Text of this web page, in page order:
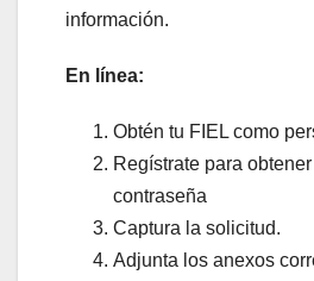
información.
En línea:
Obtén tu FIEL como
Regístrate para
contraseña
Captura la solicitud.
Adjunta los anexos